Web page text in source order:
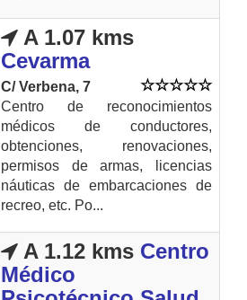
A 1.07 kms
Cevarma
C/ Verbena, 7
Centro de reconocimientos
médicos de conductores,
obtenciones, renovaciones,
permisos de armas, licencias
náuticas de embarcaciones de
recreo, etc. Po...
A 1.12 kms Centro
Médico